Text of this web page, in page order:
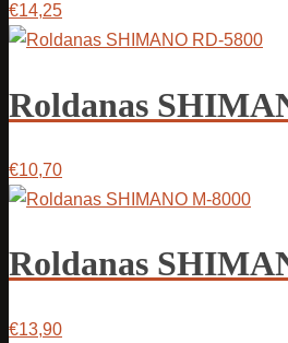
€14,25
Roldanas
€10,70
Roldanas
€13,90